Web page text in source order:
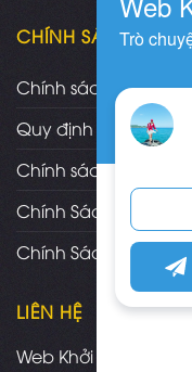
CHÍNH SÁCH
Chính sách và quy
Quy định và hình
Chính sách vận
Chính Sách Bảo
Chính Sách Đổi Trả,
LIÊN HỆ
Web Khởi Nghiệp -